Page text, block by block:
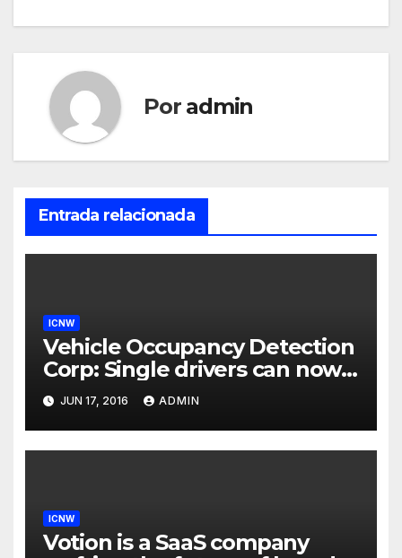
Por admin
Entrada relacionada
ICNW
Vehicle Occupancy Detection
Corp: Single drivers can now
drive in carpool lanes legally
using our technology
JUN 17, 2016 ADMIN
ICNW
Votion is a SaaS company